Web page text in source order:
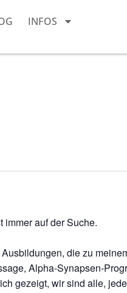
INFOS
auf der Suche.
die zu
Alpha-Synapsen-
gezeigt, wir sind alle,